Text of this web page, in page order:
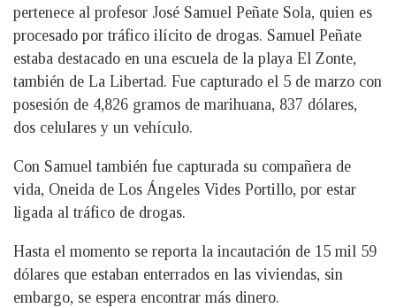
pertenece al profesor José Samuel Peñate Sola, quien es
procesado por tráfico ilícito de drogas. Samuel Peñate
estaba destacado en una escuela de la playa El Zonte,
también de La Libertad. Fue capturado el 5 de marzo con
posesión de 4,826 gramos de marihuana, 837 dólares,
dos celulares y un vehículo.
Con Samuel también fue capturada su compañera de
vida, Oneida de Los Ángeles Vides Portillo, por estar
ligada al tráfico de drogas.
Hasta el momento se reporta la incautación de 15 mil 59
dólares que estaban enterrados en las viviendas, sin
embargo, se espera encontrar más dinero.